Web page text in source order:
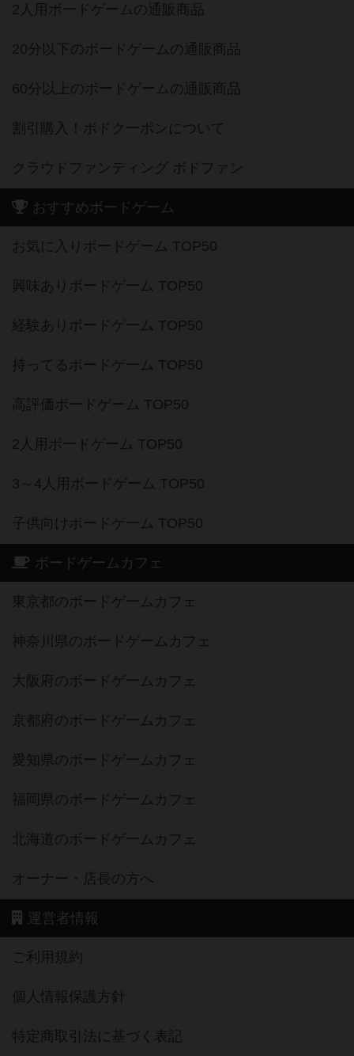
2人用ボードゲームの通販商品
20分以下のボードゲームの通販商品
60分以上のボードゲームの通販商品
割引購入！ボドクーポンについて
クラウドファンディング ボドファン
おすすめボードゲーム
お気に入りボードゲーム TOP50
興味ありボードゲーム TOP50
経験ありボードゲーム TOP50
持ってるボードゲーム TOP50
高評価ボードゲーム TOP50
2人用ボードゲーム TOP50
3～4人用ボードゲーム TOP50
子供向けボードゲーム TOP50
ボードゲームカフェ
東京都のボードゲームカフェ
神奈川県のボードゲームカフェ
大阪府のボードゲームカフェ
京都府のボードゲームカフェ
愛知県のボードゲームカフェ
福岡県のボードゲームカフェ
北海道のボードゲームカフェ
オーナー・店長の方へ
運営者情報
ご利用規約
個人情報保護方針
特定商取引法に基づく表記